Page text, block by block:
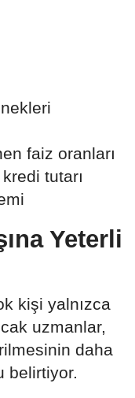
faiz oranları
tutarı
Yeterli
kişi yalnızca
uzmanlar,
daha
belirtiyor.